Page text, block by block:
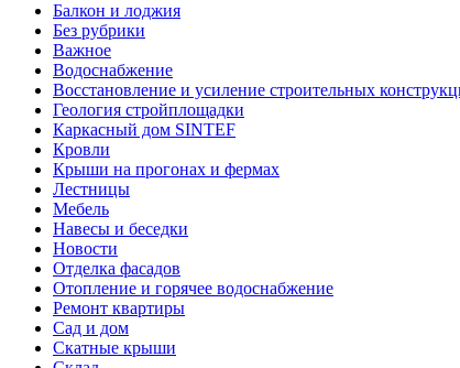
Балкон и лоджия
Без рубрики
Важное
Водоснабжение
Восстановление и усиление строительных
Геология стройплощадки
Каркасный дом SINTEF
Кровли
Крыши на прогонах и фермах
Лестницы
Мебель
Навесы и беседки
Новости
Отделка фасадов
Отопление и горячее водоснабжение
Ремонт квартиры
Сад и дом
Скатные крыши